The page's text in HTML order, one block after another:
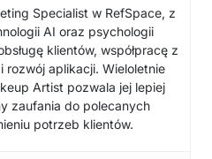
Specialist w RefSpace, z
AI oraz psychologii
klientów, współpracę z
rozwój aplikacji. Wieloletnie
Artist pozwala jej lepiej
zaufania do polecanych
potrzeb klientów.